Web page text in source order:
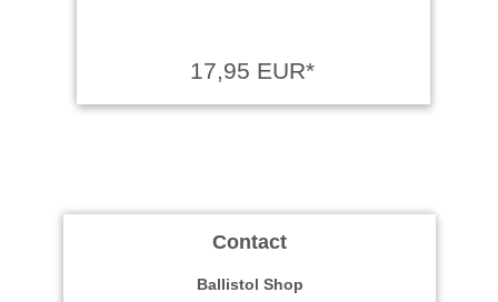
17,95 EUR*
Contact
Ballistol Shop